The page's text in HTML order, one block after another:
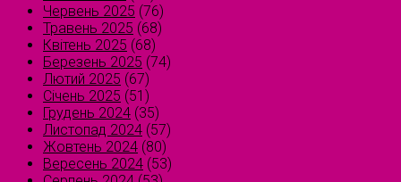
Червень 2025 (76)
Травень 2025 (68)
Квітень 2025 (68)
Березень 2025 (74)
Лютий 2025 (67)
Січень 2025 (51)
Грудень 2024 (35)
Листопад 2024 (57)
Жовтень 2024 (80)
Вересень 2024 (53)